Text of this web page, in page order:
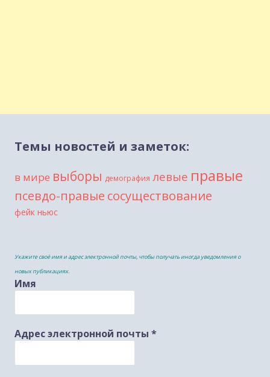
Темы новостей и заметок:
в мире выборы демография левые правые
псевдо-правые сосуществование
фейк ньюс
Укажите своё имя и адрес электронной почты, чтобы получать иногда уведомления о
новых публикациях.
Имя
Адрес электронной почты *